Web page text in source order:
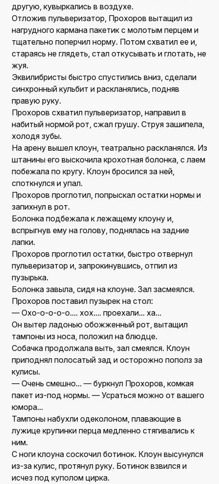
другую, кувыркались в воздухе.
Отложив пульверизатор, Прохоров вытащил из
нагрудного кармана пакетик с молотым перцем и
тщательно поперчил норму. Потом схватил ее и,
стараясь не глядеть, стал откусывать и глотать, не
жуя.
Эквилибристы быстро спустились вниз, сделали
синхронный кульбит и раскланялись, подняв
правую руку.
Прохоров схватил пульверизатор, направил в
набитый нормой рот, сжал грушу. Струя зашипела,
холодя зубы.
На арену вышел клоун, театрально раскланялся. Из
штанины его выскочила крохотная болонка, с лаем
побежала по кругу. Клоун бросился за ней,
споткнулся и упал.
Прохоров проглотил, попрыскал остатки нормы и
запихнул в рот.
Болонка подбежала к лежащему клоуну и,
вспрыгнув ему на голову, поднялась на задние
лапки.
Прохоров проглотил остатки, быстро отвернул
пульверизатор и, запрокинувшись, отпил из
пузырька.
Болонка завыла, сидя на клоуне. Зал засмеялся.
Прохоров поставил пузырек на стол:
— Охо-о-о-о-о.... хох.... проехали... ха...
Он вытер ладонью обожженный рот, вытащил
тампоны из носа, положил на блюдце.
Собачка продолжала выть, зал смеялся. Клоун
приподнял полосатый зад и осторожно пополз за
кулисы.
— Очень смешно... — буркнул Прохоров, комкая
пакет из-под нормы. — Усраться можно от вашего
юмора...
Тампоны набухли одеколоном, плавающие в
лужице крупинки перца медленно стягивались к
ним.
С ноги клоуна соскочил ботинок. Клоун высунулся
из-за кулис, протянул руку. Ботинок взвился и
исчез под куполом цирка.